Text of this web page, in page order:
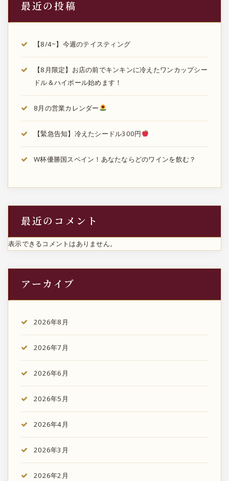
最近の投稿
【8/4~】今週のテイスティング
【8月限定】お店の前でキンキンに冷えたワンカップシー
ドル＆ハイボール始めます！
8月の営業カレンダー
【緊急告知】冷えたシードル300円
W杯優勝国スペイン！あなたならどのワインを飲む？
最近のコメント
表示できるコメントはありません。
アーカイブ
2026年8月
2026年7月
2026年6月
2026年5月
2026年4月
2026年3月
2026年2月